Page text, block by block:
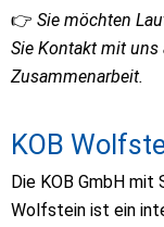
👉 Sie möchten
Sie Kontakt mit uns
Zusammenarbeit.
KOB
Die KOB GmbH mit
Wolfstein ist ein